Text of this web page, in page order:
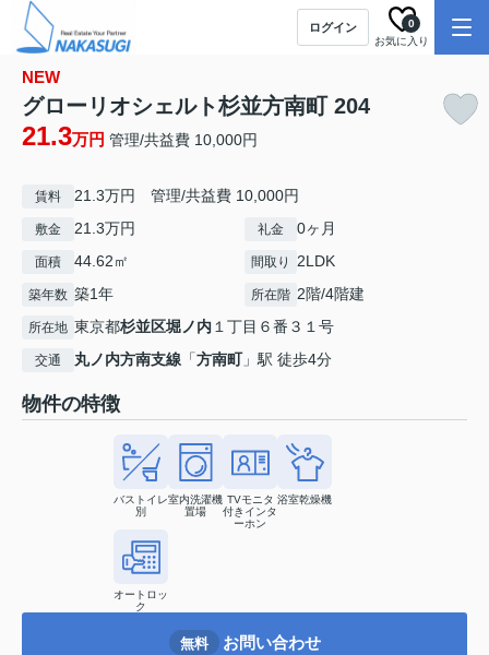
ログイン
お気に入り
0
NEW
グローリオシェルト杉並方南町 204
21.3万円 管理/共益費 10,000円
賃料 21.3万円 管理/共益費 10,000円
敷金 21.3万円 礼金 0ヶ月
面積 44.62㎡ 間取り 2LDK
築年数 築1年 所在階 2階/4階建
所在地 東京都杉並区堀ノ内 １丁目６番３１号
交通 丸ノ内方南支線 「方南町」駅 徒歩4分
物件の特徴
バストイレ
別
室内洗濯機
置場
TVモニタ
付きインタ
ーホン
浴室乾燥機
オートロッ
ク
無料 お問い合わせ